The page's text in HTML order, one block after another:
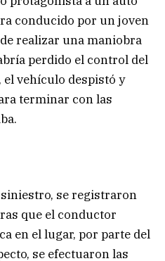
conducido por un joven
realizar una maniobra
perdido el control del
el vehículo despistó y
terminar con las
se registraron
que el conductor
en el lugar, por parte del
se efectuaron las